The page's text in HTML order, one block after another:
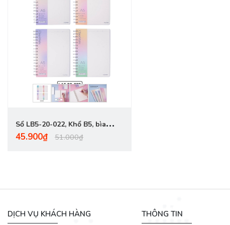
Sổ LB5-20-022, Khổ B5, bìa
nhựa trong vân sần, chấm
45.900₫ 51.000₫
DỊCH VỤ KHÁCH HÀNG THÔNG TIN